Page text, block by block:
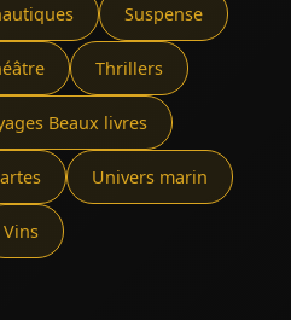
Suspense
Thrillers
Beaux livres
Univers marin
Vins